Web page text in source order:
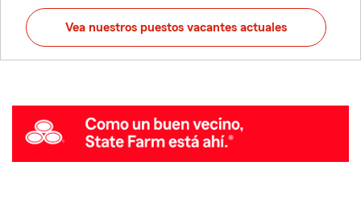
Vea nuestros puestos vacantes actuales